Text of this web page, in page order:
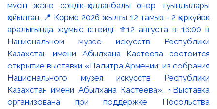
мүсін және сәндік-қолданбалы өнер туындылары
қойылған. 📍 Көрме 2026 жылғы 12 тамыз - 2 қыркүйек
аралығында жұмыс істейді. ⚜️12 августа в 16:00 в
Национальном музее искусств Республики
Казахстан имени Абылхана Кастеева состоится
открытие выставки «Палитра Армении: из собрания
Национального музея искусств Республики
Казахстан имени Абылхана Кастеева». ▫️Выставка
организована при поддержке Посольства